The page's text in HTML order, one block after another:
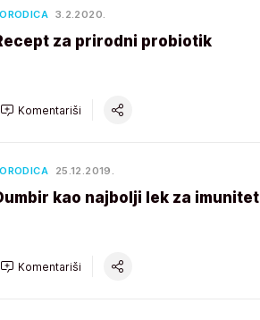
3.2.2020.
za prirodni probiotik
Komentariši
25.12.2019.
kao najbolji lek za imunitet
Komentariši